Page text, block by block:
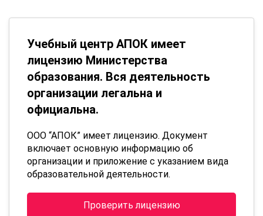
Учебный центр АПОК имеет
лицензию Министерства
образования. Вся деятельность
организации легальна и
официальна.
ООО “АПОК” имеет лицензию. Документ
включает основную информацию об
организации и приложение с указанием вида
образовательной деятельности.
Проверить лицензию